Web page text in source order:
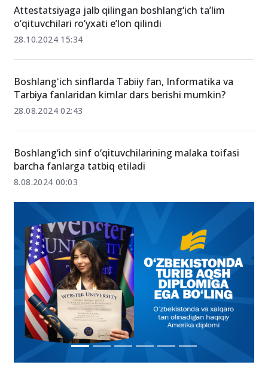
16.04.2025 15:59
o‘qituvchilari ro‘yxati e’lon qilindi
28.10.2024 15:34
Tarbiya fanlaridan kimlar dars berishi mumkin?
28.08.2024 02:43
8.08.2024 00:03